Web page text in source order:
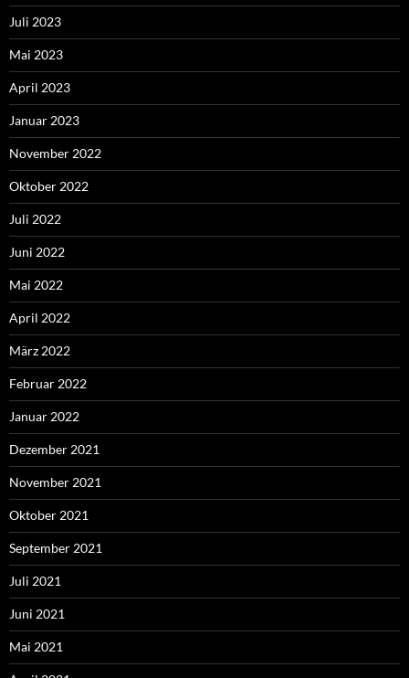
Juli 2023
Mai 2023
April 2023
Januar 2023
November 2022
Oktober 2022
Juli 2022
Juni 2022
Mai 2022
April 2022
März 2022
Februar 2022
Januar 2022
Dezember 2021
November 2021
Oktober 2021
September 2021
Juli 2021
Juni 2021
Mai 2021